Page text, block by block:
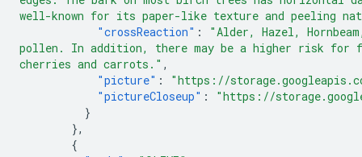
well-known for its paper-like texture and peeling
"crossReaction" :
"Alder, Hazel,
pollen. In addition, there may be a higher risk for
cherries and carrots." ,
"picture" :
"https://
"pictureCloseup" :
"https://
}
},
{